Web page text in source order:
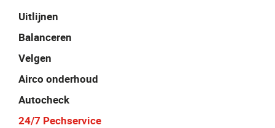
Uitlijnen
Balanceren
Velgen
Airco onderhoud
Autocheck
24/7 Pechservice